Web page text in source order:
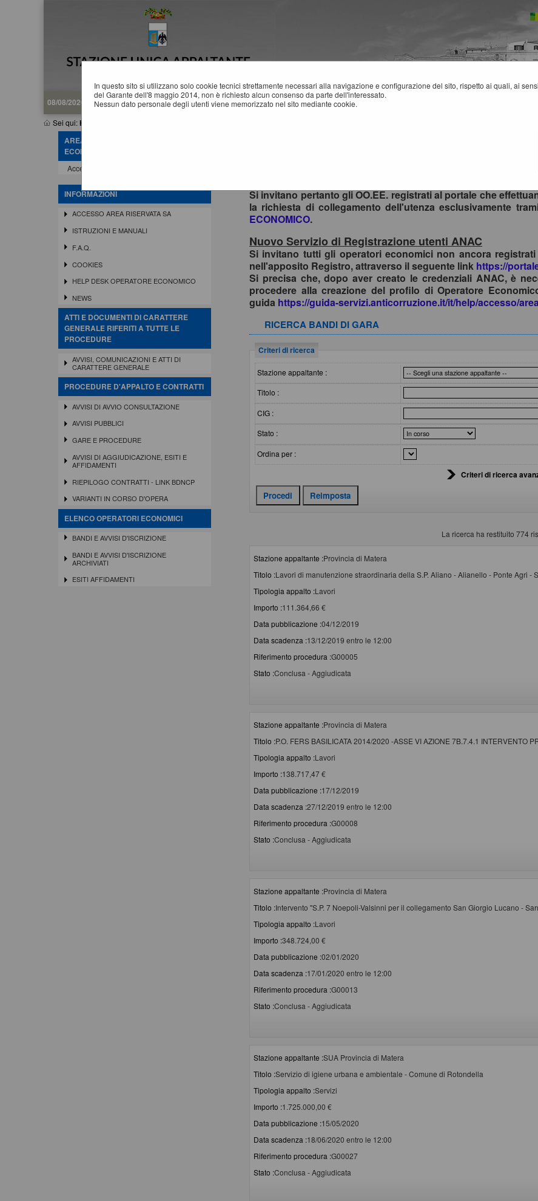
08/08/2026 08:32
Sei qui:Home
In questo sito si utilizzano solo cookie tecnici strettamente necessari alla navigazione e configurazione del sito, rispetto ai quali, ai
del Garante dell'8 maggio 2014, non è richiesto alcun consenso da parte dell'interessato.
Nessun dato personale degli utenti viene memorizzato nel sito mediante cookie.
AREA RISERVATA OPERATORE
ECONOMICO
Accedi - Registrati
INFORMAZIONI
ACCESSO AREA RISERVATA SA
ISTRUZIONI E MANUALI
F.A.Q.
COOKIES
HELP DESK OPERATORE ECONOMICO
NEWS
ATTI E DOCUMENTI DI CARATTERE
GENERALE RIFERITI A TUTTE LE
PROCEDURE
AVVISI, COMUNICAZIONI E ATTI DI
CARATTERE GENERALE
PROCEDURE D'APPALTO E CONTRATTI
AVVISI DI AVVIO CONSULTAZIONE
AVVISI PUBBLICI
GARE E PROCEDURE
AVVISI DI AGGIUDICAZIONE, ESITI E
AFFIDAMENTI
RIEPILOGO CONTRATTI - LINK BDNCP
VARIANTI IN CORSO D'OPERA
ELENCO OPERATORI ECONOMICI
BANDI E AVVISI D'ISCRIZIONE
BANDI E AVVISI D'ISCRIZIONE
ARCHIVIATI
ESITI AFFIDAMENTI
In ottemperanza alle normative vigenti AgID, l'accesso al
Si invitano pertanto gli OO.EE. registrati al portale che
la richiesta di collegamento dell'utenza esclusivamente
ECONOMICO.
Nuovo Servizio di Registrazione utenti ANAC
Si invitano tutti gli operatori economici non ancora
nell'apposito Registro, attraverso il seguente link https://
Si precisa che, dopo aver creato le credenziali ANAC, è
procedere alla creazione del profilo di Operatore
guida https://guida-servizi.anticorruzione.it/it/help/accesso/
RICERCA BANDI DI GARA
Criteri di ricerca
Stazione appaltante :
Titolo :
CIG :
Stato :
Ordina per :
Criteri di ricerca
La ricerca ha restituito 774
Stazione appaltante :Provincia di Matera
Titolo :Lavori di manutenzione straordinaria della S.P. Aliano - Alianello - Ponte Agri -
Tipologia appalto :Lavori
Importo :111.364,66 €
Data pubblicazione :04/12/2019
Data scadenza :13/12/2019 entro le 12:00
Riferimento procedura :G00005
Stato :Conclusa - Aggiudicata
Stazione appaltante :Provincia di Matera
Titolo :P.O. FERS BASILICATA 2014/2020 -ASSE VI AZIONE 7B.7.4.1 INTERVENTO
Tipologia appalto :Lavori
Importo :138.717,47 €
Data pubblicazione :17/12/2019
Data scadenza :27/12/2019 entro le 12:00
Riferimento procedura :G00008
Stato :Conclusa - Aggiudicata
Stazione appaltante :Provincia di Matera
Titolo :Intervento "S.P. 7 Noepoli-Valsinni per il collegamento San Giorgio Lucano -
Tipologia appalto :Lavori
Importo :348.724,00 €
Data pubblicazione :02/01/2020
Data scadenza :17/01/2020 entro le 12:00
Riferimento procedura :G00013
Stato :Conclusa - Aggiudicata
Stazione appaltante :SUA Provincia di Matera
Titolo :Servizio di igiene urbana e ambientale - Comune di Rotondella
Tipologia appalto :Servizi
Importo :1.725.000,00 €
Data pubblicazione :15/05/2020
Data scadenza :18/06/2020 entro le 12:00
Riferimento procedura :G00027
Stato :Conclusa - Aggiudicata